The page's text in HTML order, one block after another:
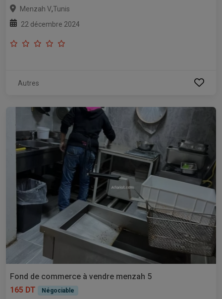
Menzah V,Tunis
22 décembre 2024
Autres
Fond de commerce à vendre menzah 5
165 DT
Négociable